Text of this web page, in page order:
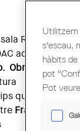
Rafael
acollirà
Obra
que
França i
Utilitzem
s'escau,
hàbits
pot
Pot